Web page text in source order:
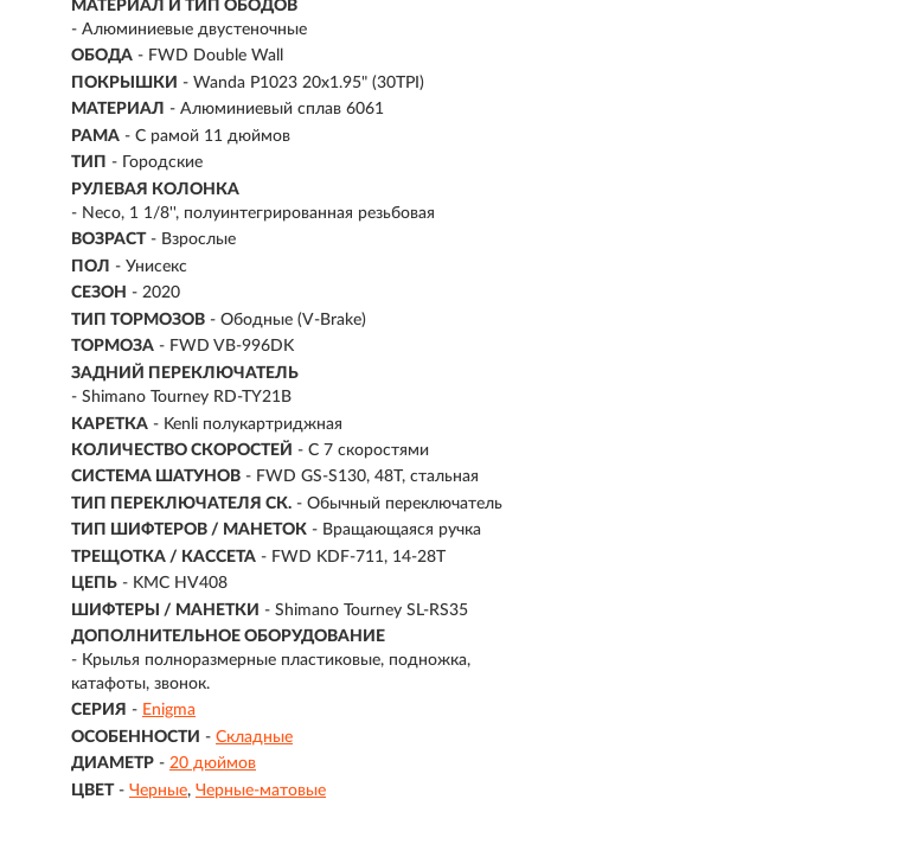
МАТЕРИАЛ И ТИП ОБОДОВ
- Алюминиевые двустеночные
ОБОДА - FWD Double Wall
ПОКРЫШКИ - Wanda P1023 20x1.95" (30TPI)
МАТЕРИАЛ - Алюминиевый сплав 6061
РАМА - С рамой 11 дюймов
ТИП -
Городские
РУЛЕВАЯ КОЛОНКА
- Neco, 1 1/8'', полуинтегрированная резьбовая
ВОЗРАСТ - Взрослые
ПОЛ - Унисекс
СЕЗОН - 2020
ТИП ТОРМОЗОВ - Ободные (V-Brake)
ТОРМОЗА - FWD VB-996DK
ЗАДНИЙ ПЕРЕКЛЮЧАТЕЛЬ
- Shimano Tourney RD-TY21B
КАРЕТКА - Kenli полукартриджная
КОЛИЧЕСТВО СКОРОСТЕЙ - С 7 скоростями
СИСТЕМА ШАТУНОВ - FWD GS-S130, 48T, стальная
ТИП ПЕРЕКЛЮЧАТЕЛЯ СК. - Обычный переключатель
ТИП ШИФТЕРОВ / МАНЕТОК - Вращающаяся ручка
ТРЕЩОТКА / КАССЕТА - FWD KDF-711, 14-28T
ЦЕПЬ - KMC HV408
ШИФТЕРЫ / МАНЕТКИ - Shimano Tourney SL-RS35
ДОПОЛНИТЕЛЬНОЕ ОБОРУДОВАНИЕ
- Крылья полноразмерные пластиковые, подножка,
катафоты, звонок.
СЕРИЯ - Enigma
ОСОБЕННОСТИ - Складные
ДИАМЕТР - 20 дюймов
ЦВЕТ - Черные Черные-матовые